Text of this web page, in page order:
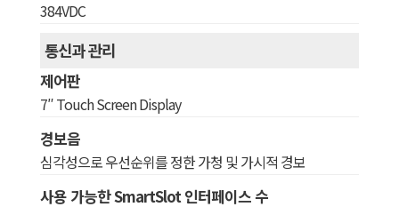
384VDC
통신과 관리
제어판
7″ Touch Screen Display
경보음
심각성으로 우선순위를 정한 가청 및 가시적 경보
사용 가능한 SmartSlot 인터페이스 수